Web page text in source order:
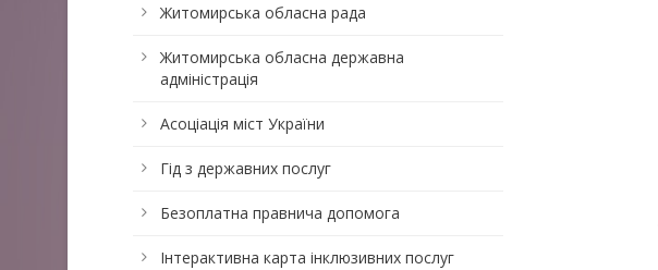
Житомирська обласна рада
Житомирська обласна державна
адміністрація
Асоціація міст України
Гід з державних послуг
Безоплатна правнича допомога
Інтерактивна карта інклюзивних послуг